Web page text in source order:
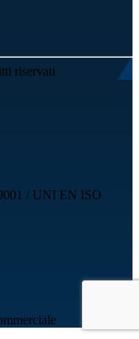
riservati
/ UNI EN ISO